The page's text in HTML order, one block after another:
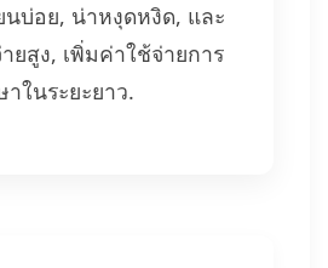
นบ่อย, น่าหงุดหงิด, และ
ยสูง, เพิ่มค่าใช้จ่ายการ
าในระยะยาว.